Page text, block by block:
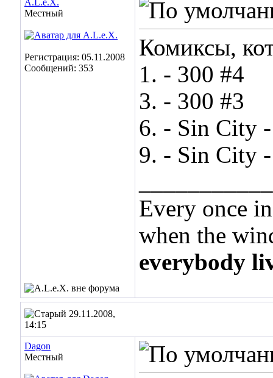
A.L.e.X.
Местный
Регистрация: 05.11.2008
Сообщений: 353
Комиксы,
1. - 300 #4
3. - 300 #3
6. - Sin City
9. - Sin City
Every once
when the
everybody
29.11.2008,
14:15
Dagon
Местный